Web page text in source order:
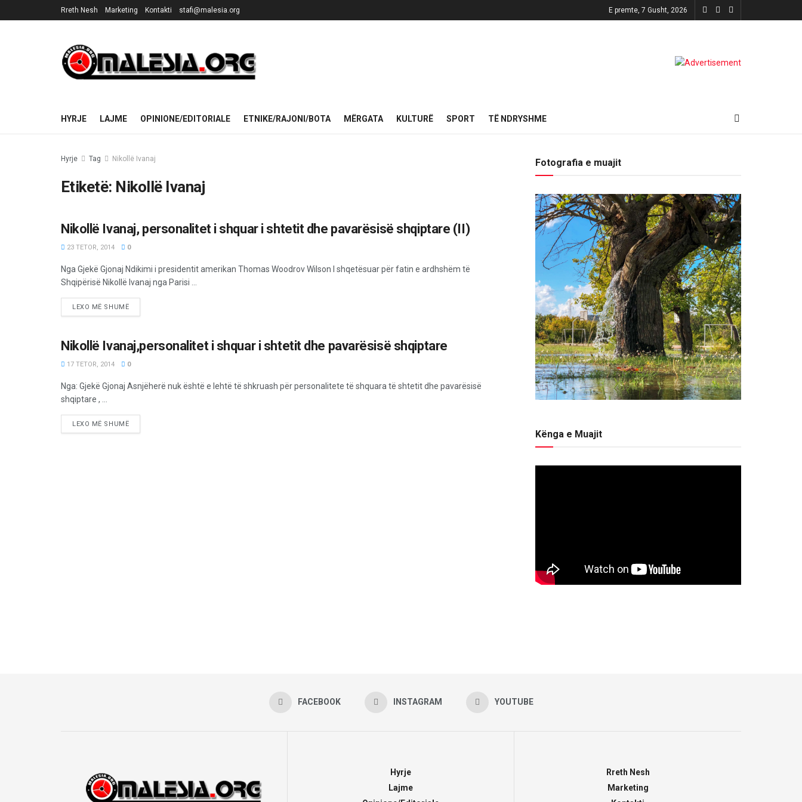
Rreth Nesh Marketing Kontakti stafi@malesia.org E premte, 7 Gusht, 2026
HYRJE LAJME OPINIONE/EDITORIALE ETNIKE/RAJONI/BOTA MËRGATA KULTURË SPORT TË NDRYSHME
Hyrje Tag Nikollë Ivanaj
Etiketë: Nikollë Ivanaj
OPINIONE/EDITORIALE
Nikollë Ivanaj, personalitet i shquar i shtetit dhe pavarësisë shqiptare (II)
23 TETOR, 2014 0
Nga Gjekë Gjonaj Ndikimi i presidentit amerikan Thomas Woodrov Wilson I shqetësuar për fatin e ardhshëm të
Shqipërisë Nikollë Ivanaj nga Parisi ...
LEXO MË SHUMË
OPINIONE/EDITORIALE
Nikollë Ivanaj,personalitet i shquar i shtetit dhe pavarësisë shqiptare
17 TETOR, 2014 0
Nga: Gjekë Gjonaj Asnjëherë nuk është e lehtë të shkruash për personalitete të shquara të shtetit dhe pavarësisë
shqiptare , ...
LEXO MË SHUMË
Fotografia e muajit
Kënga e Muajit
FACEBOOK INSTAGRAM YOUTUBE
Hyrje
Lajme
Rreth Nesh
Marketing